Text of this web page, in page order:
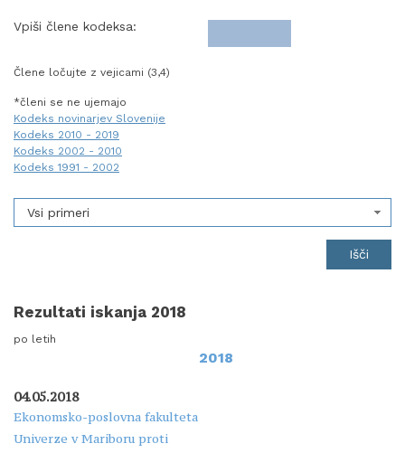
Vpiši člene kodeksa:
Člene ločujte z vejicami (3,4)
*členi se ne ujemajo
Kodeks novinarjev Slovenije
Kodeks 2010 - 2019
Kodeks 2002 - 2010
Kodeks 1991 - 2002
Vsi primeri
Rezultati iskanja 2018
po letih
2018
04.05.2018
Ekonomsko-poslovna fakulteta
Univerze v Mariboru proti